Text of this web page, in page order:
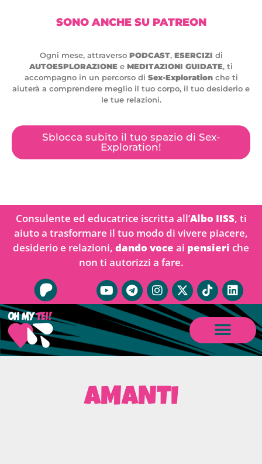
SONO ANCHE SU PATREON
Ogni mese, attraverso PODCAST, ESERCIZI di
AUTOESPLORAZIONE e MEDITAZIONI GUIDATE, ti
accompagno in un percorso di Sex-Explorationche ti
aiuterà a comprendere meglio il tuo corpo, il tuo desiderio e
le tue relazioni.
Sblocca subito il tuo spazio di Sex-
Exploration!
Consulente ed educatrice iscritta all’Albo IISS, ti
aiuto a trasformare il tuo modo di vivere piacere,
desiderio e relazioni, dando voce ai pensieri che
non ti autorizzi a fare.
AMANTI